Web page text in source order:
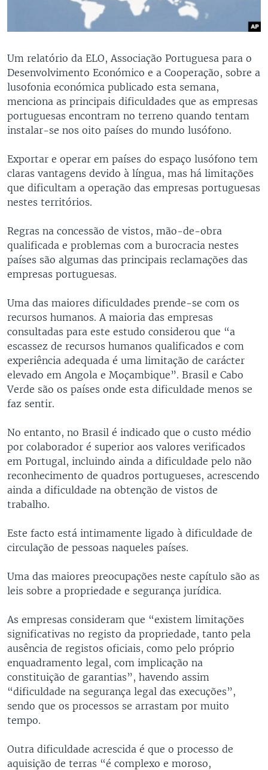
Um relatório da ELO, Associação Portuguesa para o
Desenvolvimento Económico e a Cooperação, sobre a
lusofonia económica publicado esta semana,
menciona as principais dificuldades que as empresas
portuguesas encontram no terreno quando tentam
instalar-se nos oito países do mundo lusófono.
Exportar e operar em países do espaço lusófono tem
claras vantagens devido à língua, mas há limitações
que dificultam a operação das empresas portuguesas
nestes territórios.
Regras na concessão de vistos, mão-de-obra
qualificada e problemas com a burocracia nestes
países são algumas das principais reclamações das
empresas portuguesas.
Uma das maiores dificuldades prende-se com os
recursos humanos. A maioria das empresas
consultadas para este estudo considerou que “a
escassez de recursos humanos qualificados e com
experiência adequada é uma limitação de carácter
elevado em Angola e Moçambique”. Brasil e Cabo
Verde são os países onde esta dificuldade menos se
faz sentir.
No entanto, no Brasil é indicado que o custo médio
por colaborador é superior aos valores verificados
em Portugal, incluindo ainda a dificuldade pelo não
reconhecimento de quadros portugueses, acrescendo
ainda a dificuldade na obtenção de vistos de
trabalho.
Este facto está intimamente ligado à dificuldade de
circulação de pessoas naqueles países.
Uma das maiores preocupações neste capítulo são as
leis sobre a propriedade e segurança jurídica.
As empresas consideram que “existem limitações
significativas no registo da propriedade, tanto pela
ausência de registos oficiais, como pelo próprio
enquadramento legal, com implicação na
constituição de garantias”, havendo assim
“dificuldade na segurança legal das execuções”,
sendo que os processos se arrastam por muito
tempo.
Outra dificuldade acrescida é que o processo de
aquisição de terras “é complexo e moroso,